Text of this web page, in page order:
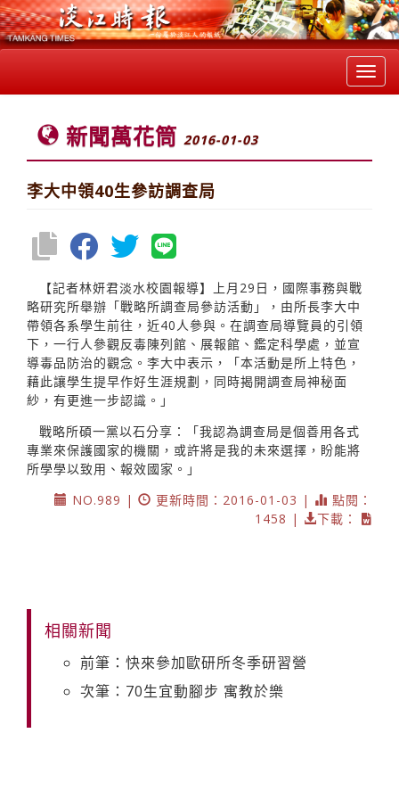
新聞萬花筒 2016-01-03
李大中領40生參訪調查局
【記者林妍君淡水校園報導】上月29日，國際事務與戰
略研究所舉辦「戰略所調查局參訪活動」，由所長李大中
帶領各系學生前往，近40人參與。在調查局導覽員的引領
下，一行人參觀反毒陳列館、展報館、鑑定科學處，並宣
導毒品防治的觀念。李大中表示，「本活動是所上特色，
藉此讓學生提早作好生涯規劃，同時揭開調查局神秘面
紗，有更進一步認識。」
戰略所碩一黨以石分享：「我認為調查局是個善用各式
專業來保護國家的機關，或許將是我的未來選擇，盼能將
所學學以致用、報效國家。」
NO.989 |
更新時間：2016-01-03 |
點閱：
1458 |
下載：
相關新聞
前筆：快來參加歐研所冬季研習營
次筆：70生宜動腳步 寓教於樂